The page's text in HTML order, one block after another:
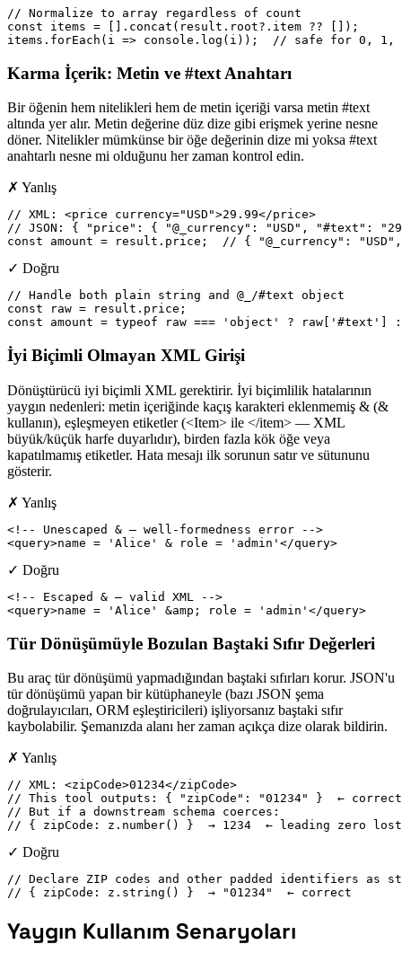
// Normalize to array regardless of count
const items = [].concat(result.root?.item ?? []);
items.forEach(i => console.log(i));  // safe for 0, 1,
Karma İçerik: Metin ve #text Anahtarı
Bir öğenin hem nitelikleri hem de metin içeriği varsa metin #text
altında yer alır. Metin değerine düz dize gibi erişmek yerine nesne
döner. Nitelikler mümkünse bir öğe değerinin dize mi yoksa #text
anahtarlı nesne mi olduğunu her zaman kontrol edin.
✗ Yanlış
// XML: <price currency="USD">29.99</price>
// JSON: { "price": { "@_currency": "USD", "#text":
const amount = result.price;  // { "@_currency":
✓ Doğru
// Handle both plain string and @_/#text object
const raw = result.price;
const amount = typeof raw === 'object' ?
İyi Biçimli Olmayan XML Girişi
Dönüştürücü iyi biçimli XML gerektirir. İyi biçimlilik hatalarının
yaygın nedenleri: metin içeriğinde kaçış karakteri eklenmemiş & (&
kullanın), eşleşmeyen etiketler (<Item> ile </item> — XML
büyük/küçük harfe duyarlıdır), birden fazla kök öğe veya
kapatılmamış etiketler. Hata mesajı ilk sorunun satır ve sütununu
gösterir.
✗ Yanlış
<!-- Unescaped & — well-formedness error -->
<query>name = 'Alice' & role = 'admin'</query>
✓ Doğru
<!-- Escaped & — valid XML -->
<query>name = 'Alice' &amp; role = 'admin'</query>
Tür Dönüşümüyle Bozulan Baştaki Sıfır Değerleri
Bu araç tür dönüşümü yapmadığından baştaki sıfırları korur. JSON'u
tür dönüşümü yapan bir kütüphaneyle (bazı JSON şema
doğrulayıcıları, ORM eşleştiricileri) işliyorsanız baştaki sıfır
kaybolabilir. Şemanızda alanı her zaman açıkça dize olarak bildirin.
✗ Yanlış
// XML: <zipCode>01234</zipCode>
// This tool outputs: { "zipCode": "01234" }  ← correct
// But if a downstream schema coerces:
// { zipCode: z.number() }  → 1234  ← leading zero lost
✓ Doğru
// Declare ZIP codes and other padded identifiers as
// { zipCode: z.string() }  → "01234"  ← correct
Yaygın Kullanım Senaryoları